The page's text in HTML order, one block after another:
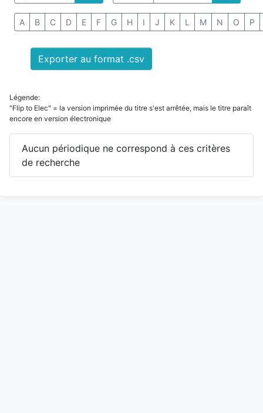
A B C D E F G H I J K L M N O P
Exporter au format .csv
Légende:
"Flip to Elec" = la version imprimée du titre s'est arrêtée, mais le titre paraît
encore en version électronique
Aucun périodique ne correspond à ces critères
de recherche